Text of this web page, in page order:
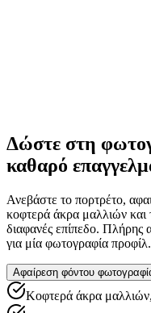
Δώστε στη
καθαρό
Ανεβάστε το πορτρέτο,
κοφτερά άκρα μαλλιών και
διαφανές επίπεδο.
για μία φωτογραφία προφίλ.
Αφαίρεση φόντου
Κοφτερά άκρα